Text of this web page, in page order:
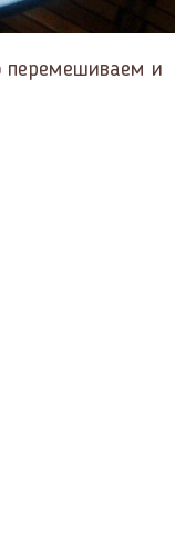
перемешиваем и